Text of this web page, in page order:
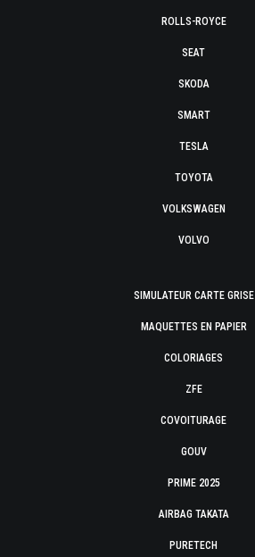
ROLLS-ROYCE
SEAT
SKODA
SMART
TESLA
TOYOTA
VOLKSWAGEN
VOLVO
SIMULATEUR CARTE GRISE
MAQUETTES EN PAPIER
COLORIAGES
ZFE
COVOITURAGE
GOUV
PRIME 2025
AIRBAG TAKATA
PURETECH